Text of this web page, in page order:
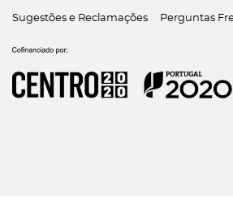
Sugestões e Reclamações Perguntas